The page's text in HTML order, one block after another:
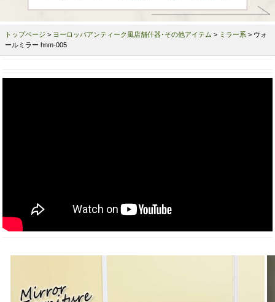
トップページ > ヨーロッパアンティーク風店舗什器･その他アイテム > ミラー系 > ウォ
ールミラー hnm-005